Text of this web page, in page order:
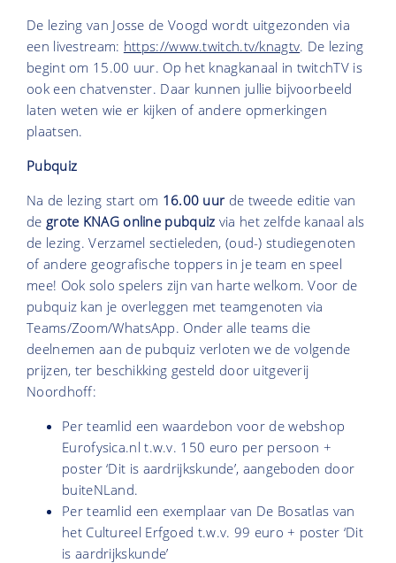
De lezing van Josse de Voogd wordt uitgezonden via
een livestream: https://www.twitch.tv/knagtv. De lezing
begint om 15.00 uur. Op het knagkanaal in twitchTV is
ook een chatvenster. Daar kunnen jullie bijvoorbeeld
laten weten wie er kijken of andere opmerkingen
plaatsen.
Pubquiz
Na de lezing start om 16.00 uur de tweede editie van
de grote KNAG online pubquiz via het zelfde kanaal als
de lezing. Verzamel sectieleden, (oud-) studiegenoten
of andere geografische toppers in je team en speel
mee! Ook solo spelers zijn van harte welkom. Voor de
pubquiz kan je overleggen met teamgenoten via
Teams/Zoom/WhatsApp. Onder alle teams die
deelnemen aan de pubquiz verloten we de volgende
prijzen, ter beschikking gesteld door uitgeverij
Noordhoff:
Per teamlid een waardebon voor de webshop
Eurofysica.nl t.w.v. 150 euro per persoon +
poster ‘Dit is aardrijkskunde’, aangeboden door
buiteNLand.
Per teamlid een exemplaar van De Bosatlas van
het Cultureel Erfgoed t.w.v. 99 euro + poster ‘Dit
is aardrijkskunde’